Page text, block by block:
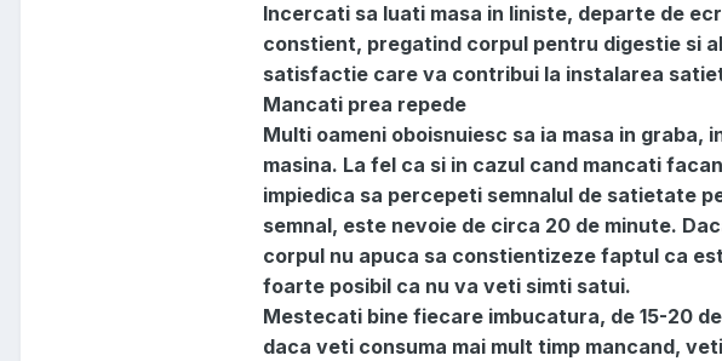
Incercati sa luati masa in liniste, departe de
constient, pregatind corpul pentru digestie si
satisfactie care va contribui la instalarea
Mancati prea repede
Multi oameni oboisnuiesc sa ia masa in graba,
masina. La fel ca si in cazul cand mancati
impiedica sa percepeti semnalul de satietate
semnal, este nevoie de circa 20 de minute.
corpul nu apuca sa constientizeze faptul ca
foarte posibil ca nu va veti simti satui.
Mestecati bine fiecare imbucatura, de 15-20
daca veti consuma mai mult timp mancand,